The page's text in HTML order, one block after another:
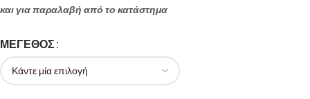
και για παραλαβή από το κατάστημα
ΜΈΓΕΘΟΣ